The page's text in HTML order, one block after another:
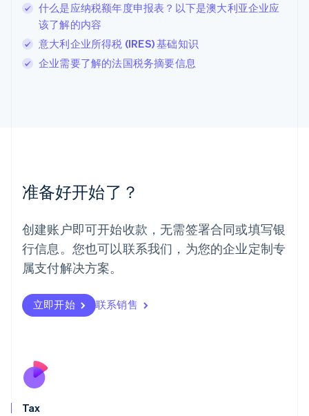
什么是应纳税额年度申报表？以下是澳大利亚企业应
该了解的内容
意大利企业所得税 (IRES) 基础知识
企业需要了解的法国税务摘要信息
准备好开始了？
创建账户即可开始收款，无需签署合同或填写银
行信息。您也可以联系我们，为您的企业定制专
属支付解决方案。
立即开始 联系销售
Tax
列支敦士登
DeutschEnglish
卢森堡
Français Deutsch English
罗马尼亚
墨西哥
EspañolEnglish
English
葡萄牙
PortuguêsEnglish
日本
瑞典
Svenska English
瑞士
English
斯洛伐克